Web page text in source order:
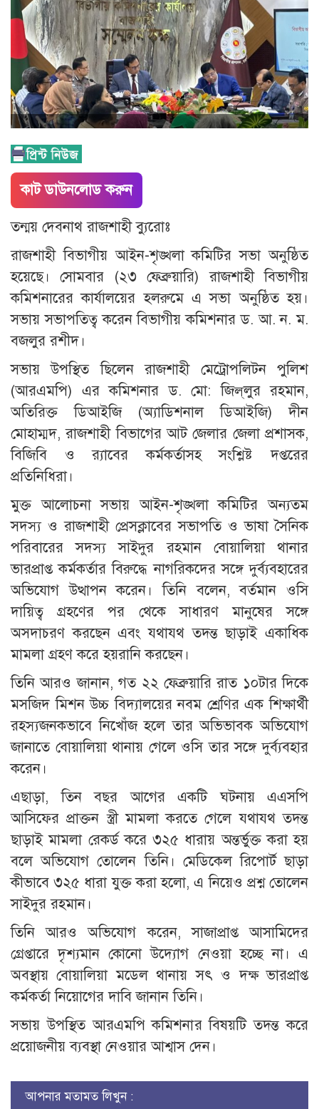
কাট ডাউনলোড করুন
তন্ময় দেবনাথ রাজশাহী ব্যুরোঃ
রাজশাহী বিভাগীয় আইন-শৃঙ্খলা কমিটির সভা অনুষ্ঠিত
হয়েছে। সোমবার (২৩ ফেব্রুয়ারি) রাজশাহী বিভাগীয়
কমিশনারের কার্যালয়ের হলরুমে এ সভা অনুষ্ঠিত হয়।
সভায় সভাপতিত্ব করেন বিভাগীয় কমিশনার ড. আ. ন. ম.
বজলুর রশীদ।
সভায় উপস্থিত ছিলেন রাজশাহী মেট্রোপলিটন পুলিশ
(আরএমপি) এর কমিশনার ড. মো: জিল্‌লুর রহমান,
অতিরিক্ত ডিআইজি (অ্যাডিশনাল ডিআইজি) দীন
মোহাম্মদ, রাজশাহী বিভাগের আট জেলার জেলা প্রশাসক,
বিজিবি ও র‍্যাবের কর্মকর্তাসহ সংশ্লিষ্ট দপ্তরের
প্রতিনিধিরা।
মুক্ত আলোচনা সভায় আইন-শৃঙ্খলা কমিটির অন্যতম
সদস্য ও রাজশাহী প্রেসক্লাবের সভাপতি ও ভাষা সৈনিক
পরিবারের সদস্য সাইদুর রহমান বোয়ালিয়া থানার
ভারপ্রাপ্ত কর্মকর্তার বিরুদ্ধে নাগরিকদের সঙ্গে দুর্ব্যবহারের
অভিযোগ উত্থাপন করেন। তিনি বলেন, বর্তমান ওসি
দায়িত্ব গ্রহণের পর থেকে সাধারণ মানুষের সঙ্গে
অসদাচরণ করছেন এবং যথাযথ তদন্ত ছাড়াই একাধিক
মামলা গ্রহণ করে হয়রানি করছেন।
তিনি আরও জানান, গত ২২ ফেব্রুয়ারি রাত ১০টার দিকে
মসজিদ মিশন উচ্চ বিদ্যালয়ের নবম শ্রেণির এক শিক্ষার্থী
রহস্যজনকভাবে নিখোঁজ হলে তার অভিভাবক অভিযোগ
জানাতে বোয়ালিয়া থানায় গেলে ওসি তার সঙ্গে দুর্ব্যবহার
করেন।
এছাড়া, তিন বছর আগের একটি ঘটনায় এএসপি
আসিফের প্রাক্তন স্ত্রী মামলা করতে গেলে যথাযথ তদন্ত
ছাড়াই মামলা রেকর্ড করে ৩২৫ ধারায় অন্তর্ভুক্ত করা হয়
বলে অভিযোগ তোলেন তিনি। মেডিকেল রিপোর্ট ছাড়া
কীভাবে ৩২৫ ধারা যুক্ত করা হলো, এ নিয়েও প্রশ্ন তোলেন
সাইদুর রহমান।
তিনি আরও অভিযোগ করেন, সাজাপ্রাপ্ত আসামিদের
গ্রেপ্তারে দৃশ্যমান কোনো উদ্যোগ নেওয়া হচ্ছে না। এ
অবস্থায় বোয়ালিয়া মডেল থানায় সৎ ও দক্ষ ভারপ্রাপ্ত
কর্মকর্তা নিয়োগের দাবি জানান তিনি।
সভায় উপস্থিত আরএমপি কমিশনার বিষয়টি তদন্ত করে
প্রয়োজনীয় ব্যবস্থা নেওয়ার আশ্বাস দেন।
আপনার মতামত লিখুন :